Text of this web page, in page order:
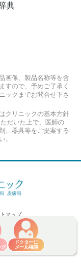
グ
ドクターに
メール相談
典
画像、製品名称等を含
すので、予めご了承く
ックまでお問合せ下さ
クリニックの基本方針
だいた上で、医師の
、器具等をご提案する
。
マップ
Clinic Co.,Ltd. All